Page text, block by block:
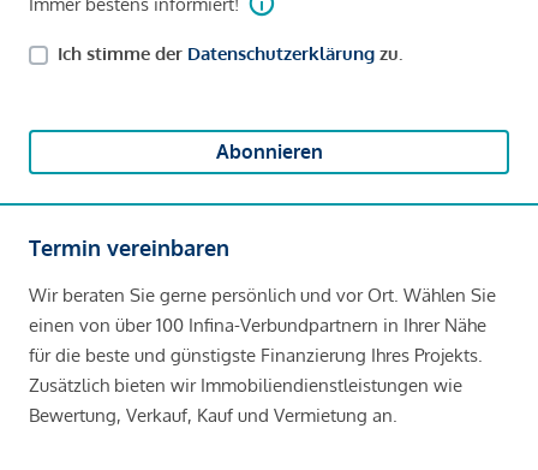
Immer bestens informiert!
Ich stimme der Datenschutzerklärung zu.
Abonnieren
Termin vereinbaren
Wir beraten Sie gerne persönlich und vor Ort. Wählen Sie
einen von über 100 Infina-Verbundpartnern in Ihrer Nähe
für die beste und günstigste Finanzierung Ihres Projekts.
Zusätzlich bieten wir Immobiliendienstleistungen wie
Bewertung, Verkauf, Kauf und Vermietung an.